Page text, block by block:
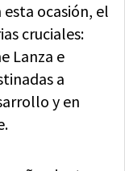
ocasión, el
cruciales:
Lanza e
a
y en